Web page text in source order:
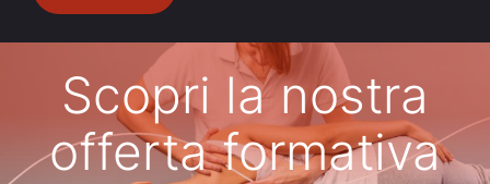
Scopri la nostra
offerta formativa